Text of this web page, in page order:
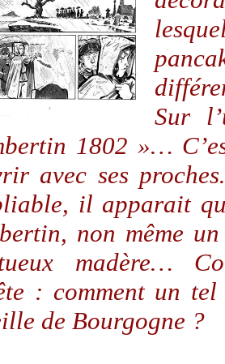
Sur
1802 »…
avec ses
il apparait
non même
madère…
: comment un
de Bourgogne ?